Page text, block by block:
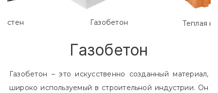
Газобетон Теплая
Газобетон
Газобетон – это искусственно созданный материал,
широко используемый в строительной индустрии. Он